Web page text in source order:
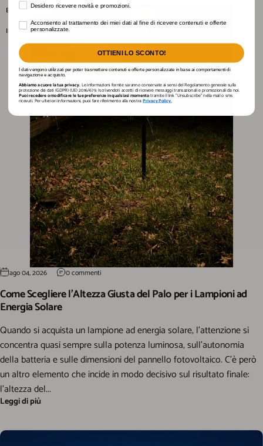
Ecosostenibilità
Illuminazione
ago 04, 2026 0 commenti
Come Scegliere l’Altezza Giusta del Palo per i Lampioni ad
Energia Solare
Quando si acquista un lampione ad energia solare, l’attenzione si
concentra quasi sempre sulla potenza luminosa, sull’autonomia
della batteria e sulle dimensioni del pannello fotovoltaico. C’è però
un altro elemento che incide in modo decisivo sul risultato finale:
l’altezza del...
Leggi di più
Desidero ricevere novità e promozioni.
Desidero ricevere novità e promozioni.
Acconsento al trattamento dei miei dati al fine di ricevere contenuti e offerte
Acconsento al trattamento dei miei dati al fine di ricevere contenuti e offerte
personalizzate.
OTTIENI LO SCONTO!
I dati vengono utilizzati per poter trasmettere contenuti e offerte personalizzate in base ai comportamenti di
navigazione e acquisto.
Abbiamo a cuore la tua privacy.Le informazioni fornite saranno conservate ai sensi del Regolamento generale sulla
protezione dei dati (GDPR) (UE) 2016/679. Iscrivendoti accetti di ricevere messaggi transazionali e promozionali da noi.
Puoi recedere o modificare le tue preferenze in qualsiasi momentotramite il link "Unsubscribe" nella mail o sms
ricevuti. Per ulteriori informazioni, puoi fare riferimento alla nostraPrivacy Policy.